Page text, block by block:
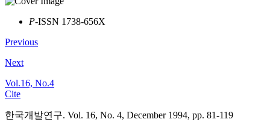
P-ISSN 1738-656X
Previous
Next
Vol.16, No.4
Cite
한국개발연구. Vol. 16, No. 4, December 1994, pp. 81-119